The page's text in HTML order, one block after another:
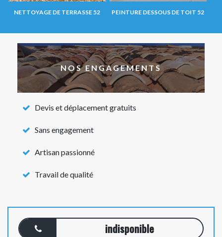
NETTOYAGE DE TERRASSE 52 PEINTURE DESSOUS DE TOIT 52
NOS ENGAGEMENTS
Devis et déplacement gratuits
Sans engagement
Artisan passionné
Travail de qualité
indisponible